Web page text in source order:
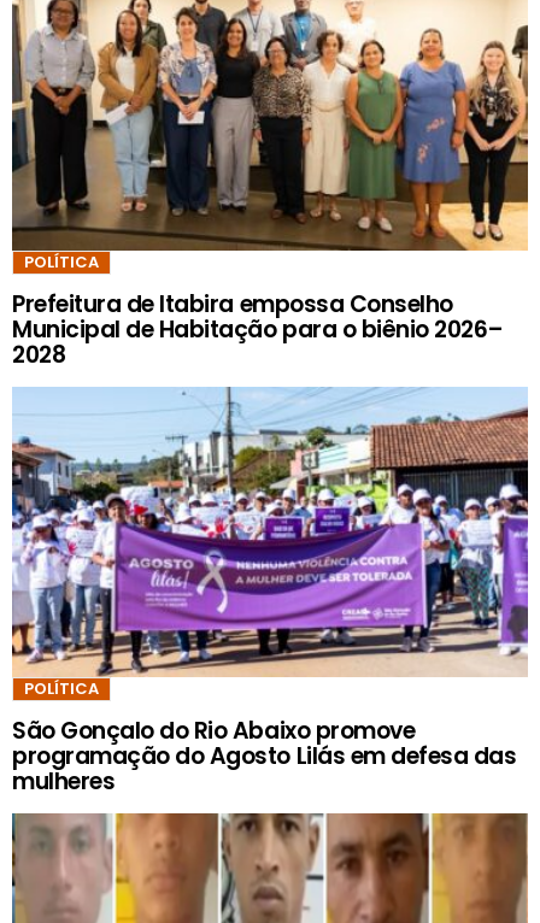
POLÍTICA
Prefeitura de Itabira empossa Conselho
Municipal de Habitação para o biênio 2026–
2028
POLÍTICA
São Gonçalo do Rio Abaixo promove
programação do Agosto Lilás em defesa das
mulheres